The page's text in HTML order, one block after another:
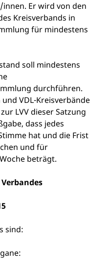
Er wird von den
Kreisverbands in
für mindestens
soll mindestens
durchführen.
VDL-Kreisverbände
LVV dieser Satzung
dass jedes
hat und die Frist
und für
beträgt.
sind: